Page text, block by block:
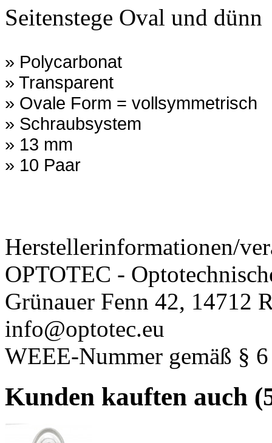
Seitenstege Oval und dünn
» Polycarbonat
» Transparent
» Ovale Form = vollsymmetrisch
» Schraubsystem
» 13 mm
» 10 Paar
Herstellerinformationen/
OPTOTEC -
Grünauer Fenn 42, 14712
info@optotec.eu
WEEE-Nummer gemäß §
Kunden kauften auch